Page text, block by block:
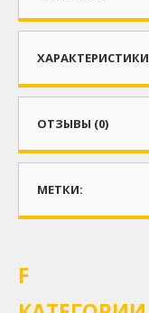
ХАРАКТЕРИСТИКИ
ОТЗЫВЫ (0)
МЕТКИ:
F